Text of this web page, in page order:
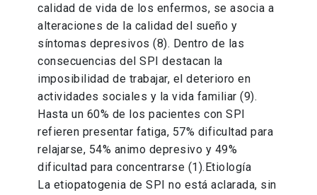
calidad de vida de los enfermos, se asocia a
alteraciones de la calidad del sueño y
síntomas depresivos (8). Dentro de las
consecuencias del SPI destacan la
imposibilidad de trabajar, el deterioro en
actividades sociales y la vida familiar (9).
Hasta un 60% de los pacientes con SPI
refieren presentar fatiga, 57% dificultad para
relajarse, 54% animo depresivo y 49%
dificultad para concentrarse (1).Etiología
La etiopatogenia de SPI no está aclarada, sin